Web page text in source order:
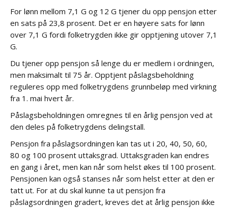
For lønn mellom 7,1 G og 12 G tjener du opp pensjon etter
en sats på 23,8 prosent. Det er en høyere sats for lønn
over 7,1 G fordi folketrygden ikke gir opptjening utover 7,1
G.
Du tjener opp pensjon så lenge du er medlem i ordningen,
men maksimalt til 75 år. Opptjent påslagsbeholdning
reguleres opp med folketrygdens grunnbeløp med virkning
fra 1. mai hvert år.
Påslagsbeholdningen omregnes til en årlig pensjon ved at
den deles på folketrygdens delingstall.
Pensjon fra påslagsordningen kan tas ut i 20, 40, 50, 60,
80 og 100 prosent uttaksgrad. Uttaksgraden kan endres
en gang i året, men kan når som helst økes til 100 prosent.
Pensjonen kan også stanses når som helst etter at den er
tatt ut. For at du skal kunne ta ut pensjon fra
påslagsordningen gradert, kreves det at årlig pensjon ikke